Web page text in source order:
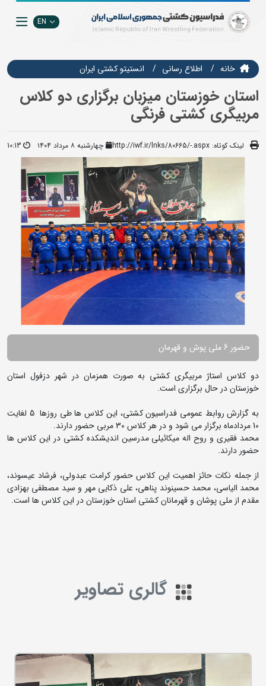
EN
خانه اطلاع رسانی انستيتو كشتي ايران
استان خوزستان میزبان برگزاری دو کلاس
مربیگری کشتی فرنگی
لینک کوتاه: http://iwf.ir/lnks/80665/-.aspx چهارشنبه ۸ مرداد ۱۴۰۴ 10:13
حضور 6 ملی پوش و قهرمان
دو کلاس استاژ مربیگری کشتی به صورت همزمان در شهر دزفول استان
خوزستان در حال برگزاری است.
به گزارش روابط عمومی فدراسیون کشتی، این کلاس ها طی روزها 5 لغایت
10 مردادماه برگزار می شود و در هر کلاس 30 مربی حضور دارند.
محمد فقیری و روح اله میکائیلی مدرسین اندیشکده کشتی در این کلاس ها
حضور دارند.
از جمله نکات حائز اهمیت این کلاس حضور کرامت عبدولی، فرشاد عیسوند،
محمد الیاسی، محمد حسینوند پناهی، علی ذکایی مهر و سید مصطفی بهزادی
مقدم از ملی پوشان و قهرمانان کشتی استان خوزستان در این کلاس ها است.
گالری تصاویر